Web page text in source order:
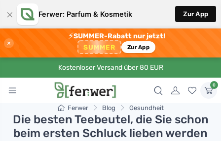
× Ferwer: Parfum & Kosmetik Zur App
×
⚡SUMMER-Rabatt nur jetzt!
SUMMER Zur App
Kostenloser Versand über 80 EUR
0
Ferwer Blog Gesundheit
Die besten Teebeutel, die Sie schon
beim ersten Schluck lieben werden